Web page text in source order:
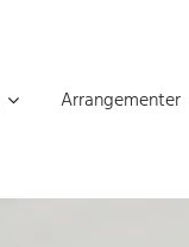
Arrangementer